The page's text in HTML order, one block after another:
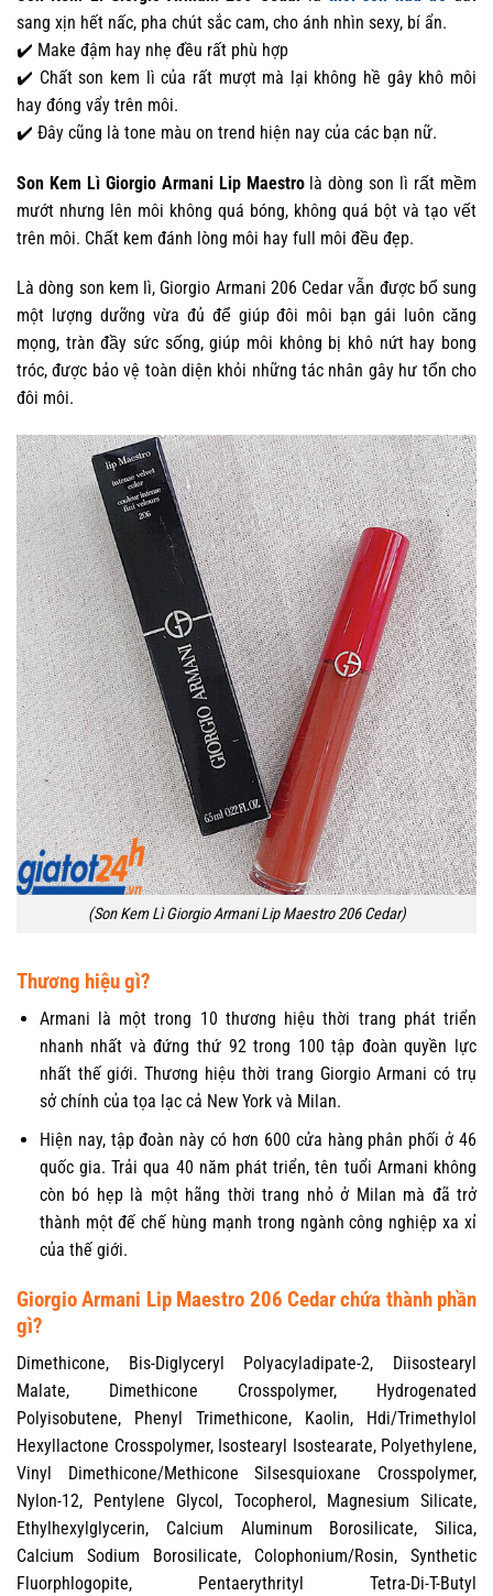
sang xịn hết nấc, pha chút sắc cam, cho ánh nhìn sexy, bí ẩn.
✔️ Make đậm hay nhẹ đều rất phù hợp
✔️ Chất son kem lì của rất mượt mà lại không hề gây khô môi
hay đóng vẩy trên môi.
✔️ Đây cũng là tone màu on trend hiện nay của các bạn nữ.
Son Kem Lì Giorgio Armani Lip Maestrolà dòng son lì rất mềm
mướt nhưng lên môi không quá bóng, không quá bột và tạo vết
trên môi. Chất kem đánh lòng môi hay full môi đều đẹp.
Là dòng son kem lì, Giorgio Armani 206 Cedar vẫn được bổ sung
một lượng dưỡng vừa đủ để giúp đôi môi bạn gái luôn căng
mọng, tràn đầy sức sống, giúp môi không bị khô nứt hay bong
tróc, được bảo vệ toàn diện khỏi những tác nhân gây hư tổn cho
đôi môi.
(Son Kem Lì Giorgio Armani Lip Maestro 206 Cedar)
Thương hiệu gì?
Armani là một trong 10 thương hiệu thời trang phát triển
nhanh nhất và đứng thứ 92 trong 100 tập đoàn quyền lực
nhất thế giới. Thương hiệu thời trang Giorgio Armani có trụ
sở chính của tọa lạc cả New York và Milan.
Hiện nay, tập đoàn này có hơn 600 cửa hàng phân phối ở 46
quốc gia. Trải qua 40 năm phát triển, tên tuổi Armani không
còn bó hẹp là một hãng thời trang nhỏ ở Milan mà đã trở
thành một đế chế hùng mạnh trong ngành công nghiệp xa xỉ
của thế giới.
Giorgio Armani Lip Maestro 206 Cedar chứa thành phần
gì?
Dimethicone, Bis-Diglyceryl Polyacyladipate-2, Diisostearyl
Malate, Dimethicone Crosspolymer, Hydrogenated
Polyisobutene, Phenyl Trimethicone, Kaolin, Hdi/Trimethylol
Hexyllactone Crosspolymer, Isostearyl Isostearate, Polyethylene,
Vinyl Dimethicone/Methicone Silsesquioxane Crosspolymer,
Nylon-12, Pentylene Glycol, Tocopherol, Magnesium Silicate,
Ethylhexylglycerin, Calcium Aluminum Borosilicate, Silica,
Calcium Sodium Borosilicate, Colophonium/Rosin, Synthetic
Fluorphlogopite, Pentaerythrityl Tetra-Di-T-Butyl